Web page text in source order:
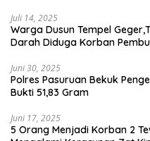
Juli 14, 2025
Warga Dusun Tempel
Darah Diduga Korban
Juni 30, 2025
Polres Pasuruan Bekuk
Bukti 51,83 Gram
Juni 17, 2025
5 Orang Menjadi Korban 2